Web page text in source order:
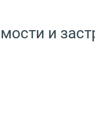
и